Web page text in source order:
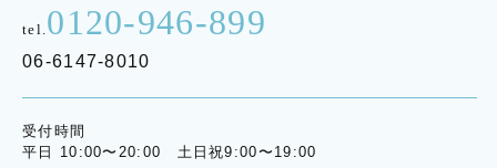
tel. 0120-946-899
06-6147-8010
受付時間
平日 10:00〜20:00 土日祝9:00〜19:00